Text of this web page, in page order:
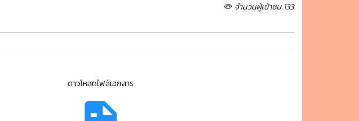
จำนวนผู้เข้าชม 133
ดาวโหลดไฟล์เอกสาร